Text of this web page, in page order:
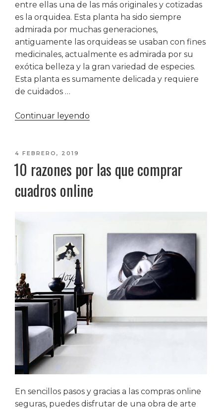
entre ellas una de las más originales y cotizadas
es la orquidea. Esta planta ha sido siempre
admirada por muchas generaciones,
antiguamente las orquideas se usaban con fines
medicinales, actualmente es admirada por su
exótica belleza y la gran variedad de especies.
Esta planta es sumamente delicada y requiere
de cuidados …
Continuar leyendo
PUBLICADO
4 FEBRERO, 2019
10 razones por las que comprar
cuadros online
En sencillos pasos y gracias a las compras online
seguras, puedes disfrutar de una obra de arte